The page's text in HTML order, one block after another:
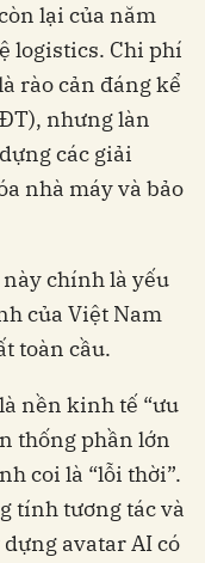
lại của năm
logistics. Chi phí
rào cản đáng kể
nhưng làn
các giải
nhà máy và bảo
này chính là yếu
của Việt Nam
toàn cầu.
nền kinh tế “ưu
thống phần lớn
coi là “lỗi thời”.
tính tương tác và
avatar AI có